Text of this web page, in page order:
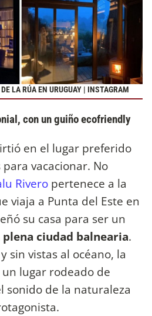
LA RÚA EN URUGUAY | INSTAGRAM
con un guiño ecofriendly
en el lugar preferido
vacacionar. No
Rivero pertenece a la
viaja a Punta del Este en
su casa para ser un
plena ciudad balnearia.
sin vistas al océano, la
lugar rodeado de
sonido de la naturaleza